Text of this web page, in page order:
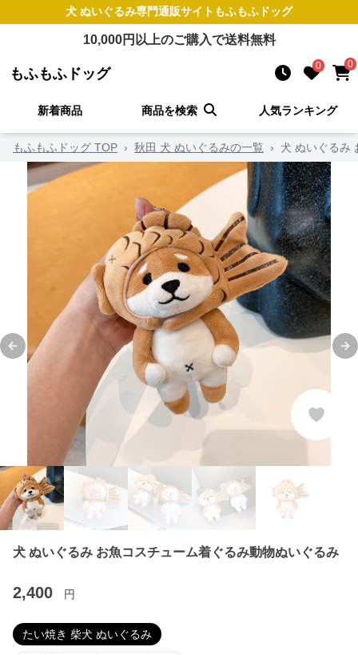
犬 ぬいぐるみ専門通販サイト もふもふドッグ
10,000円以上のご購入で送料無料
もふもふドッグ 0 0
新着商品 商品を検索 人気ランキング
もふもふドッグ TOP › 秋田 犬 ぬいぐるみの一覧 › 犬 ぬいぐるみ
Previous slide
犬 ぬいぐるみ お魚コスチューム着ぐるみ動物ぬいぐるみ
2,400 円
たい焼き 柴犬 ぬいぐるみ